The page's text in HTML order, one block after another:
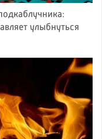
улыбнуться